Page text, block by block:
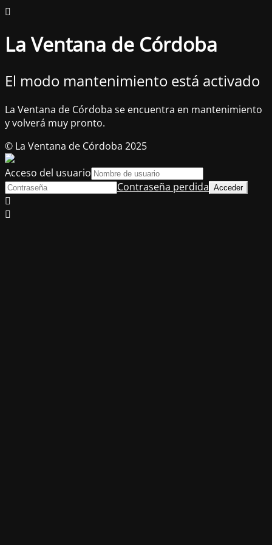
La Ventana de Córdoba
El modo mantenimiento está activado
La Ventana de Córdoba se encuentra en mantenimiento
y volverá muy pronto.
© La Ventana de Córdoba 2025
Acceso del usuario
Contraseña perdida